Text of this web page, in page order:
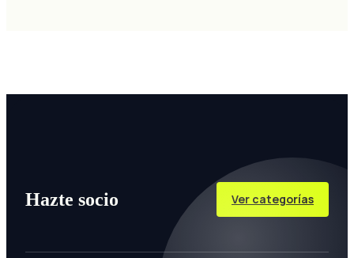
Hazte socio Ver categorías